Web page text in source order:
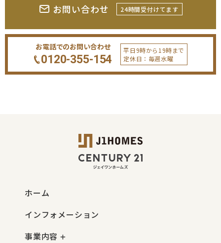
お問い合わせ 24時間受付けてます
お電話でのお問い合わせ
0120-355-154
平日9時から19時まで
定休日：毎週水曜
ホーム
インフォメーション
事業内容